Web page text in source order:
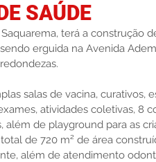
SAÚDE
terá a construção
erguida na Avenida
salas de vacina, curativos,
atividades coletivas, 8
além de playground para as
de 720 m² de área
além de atendimento